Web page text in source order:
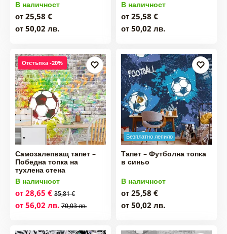
В наличност
от 25,58 €
от 50,02 лв.
В наличност
от 25,58 €
от 50,02 лв.
Отстъпка -20%
Самозалепващ тапет –
Победна топка на
тухлена стена
В наличност
от 28,65 € 35,81 €
от 56,02 лв. 70,03 лв.
Безплатно лепило
Тапет – Футболна топка
в синьо
В наличност
от 25,58 €
от 50,02 лв.